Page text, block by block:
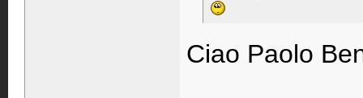
Ciao Paolo